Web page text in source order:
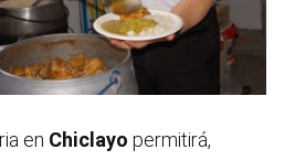
en Chiclayo permitirá,